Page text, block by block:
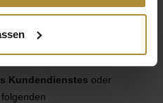
Kundendienstes oder